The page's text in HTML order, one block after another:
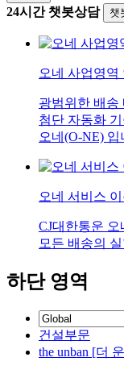
24시간 챗봇상담 챗
오네 사업영역
광범위한 배송
첨단 자동화
오네(O-NE) 입
오네 서비스
CJ대한통운
모든 배송의
하단 영역
건설부문
the unban [더